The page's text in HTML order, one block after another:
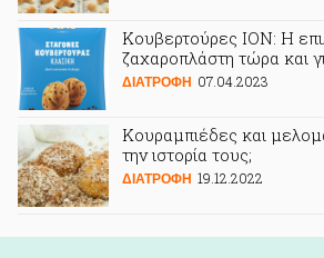
Κουβερτούρες ΙΟΝ: Η
ζαχαροπλάστη τώρα και
ΔΙΑΤΡΟΦΗ 07.04.2023
Κουραμπιέδες και
την ιστορία τους;
ΔΙΑΤΡΟΦΗ 19.12.2022